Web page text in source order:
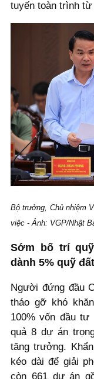
tuyến toàn trình từ
Bộ trưởng, Chủ nhiệm
việc - Ảnh: VGP/Nhật
Sớm bố trí
dành 5% quỹ đất
Người đứng đầu
tháo gỡ khó
100% vốn đầu tư
quả 8 dự án
tăng trưởng.
kéo dài để giải
còn 661 dự án